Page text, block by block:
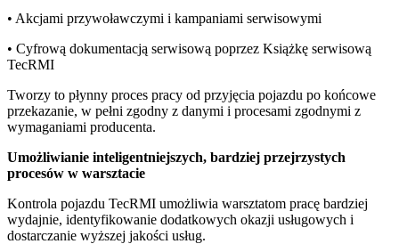
• Akcjami przywoławczymi i kampaniami serwisowymi
• Cyfrową dokumentacją serwisową poprzez Książkę serwisową
TecRMI
Tworzy to płynny proces pracy od przyjęcia pojazdu po końcowe
przekazanie, w pełni zgodny z danymi i procesami zgodnymi z
wymaganiami producenta.
Umożliwianie inteligentniejszych, bardziej przejrzystych
procesów w warsztacie
Kontrola pojazdu TecRMI umożliwia warsztatom pracę bardziej
wydajnie, identyfikowanie dodatkowych okazji usługowych i
dostarczanie wyższej jakości usług.